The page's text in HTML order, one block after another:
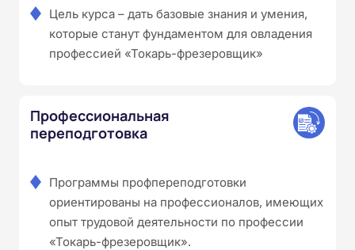
Цель курса – дать базовые знания и умения,
которые станут фундаментом для овладения
профессией «Токарь-фрезеровщик»
Профессиональная
переподготовка
Программы профпереподготовки
ориентированы на профессионалов, имеющих
опыт трудовой деятельности по профессии
«Токарь-фрезеровщик».